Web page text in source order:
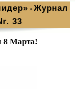
» Журнал
33
8 Марта!